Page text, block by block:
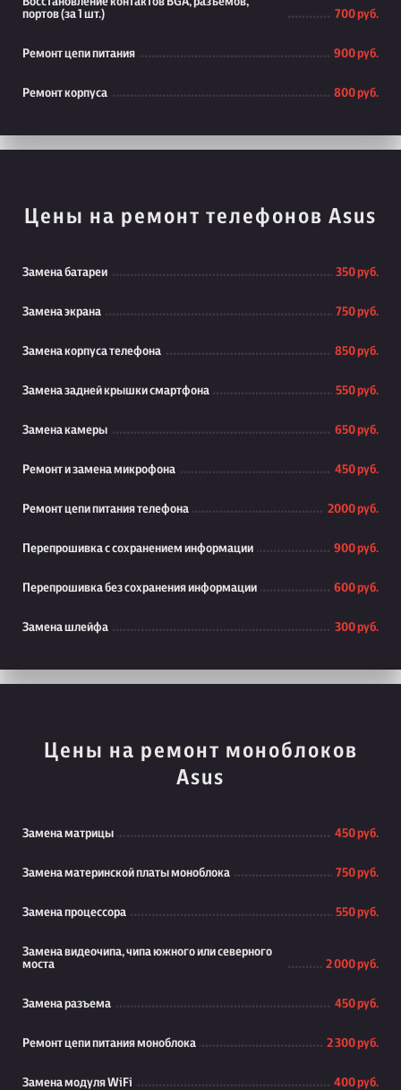
портов (за 1 шт.)
700 руб.
Ремонт цепи питания 900 руб.
Ремонт корпуса 800 руб.
Цены на ремонт телефонов Asus
Замена батареи 350 руб.
Замена экрана 750 руб.
Замена корпуса телефона 850 руб.
Замена задней крышки смартфона 550 руб.
Замена камеры 650 руб.
Ремонт и замена микрофона 450 руб.
Ремонт цепи питания телефона 2000 руб.
Перепрошивка с сохранением информации 900 руб.
Перепрошивка без сохранения информации 600 руб.
Замена шлейфа 300 руб.
Цены на ремонт моноблоков
Asus
Замена матрицы 450 руб.
Замена материнской платы моноблока 750 руб.
Замена процессора 550 руб.
Замена видеочипа, чипа южного или северного
моста
2 000 руб.
Замена разъема 450 руб.
Ремонт цепи питания моноблока 2 300 руб.
Замена модуля WiFi 400 руб.